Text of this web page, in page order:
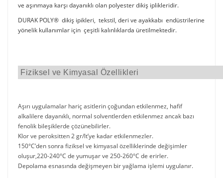
ve aşınmaya karşı dayanıklı olan polyester dikiş iplikleridir.
DURAK POLY® dikiş ipikleri, tekstil, deri ve ayakkabı endüstrilerine
yönelik kullanımlar için çeşitli kalınlıklarda üretilmektedir.
Fiziksel ve Kimyasal Özellikleri
Aşırı uygulamalar hariç asitlerin çoğundan etkilenmez, hafif
alkalilere dayanıklı, normal solventlerden etkilenmez ancak bazı
fenolik bileşiklerde çözünebilirler.
Klor ve peroksitten 2 gr/lt’ye kadar etkilenmezler.
150°C’den sonra fiziksel ve kimyasal özelliklerinde değişimler
oluşur,220-240°C de yumuşar ve 250-260°C de erirler.
Depolama esnasında değişmeyen bir yağlama işlemi uygulanır.